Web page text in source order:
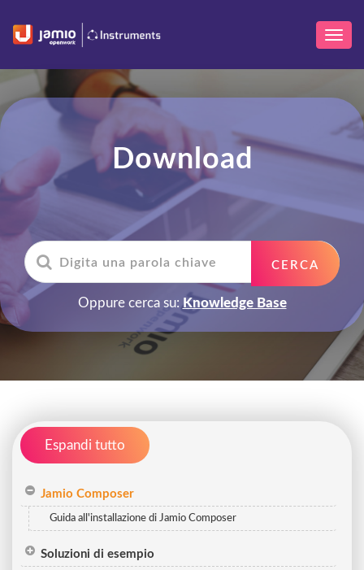
Download
Oppure cerca su: Knowledge Base
Espandi tutto
Jamio Composer
Guida all'installazione di Jamio Composer
Soluzioni di esempio